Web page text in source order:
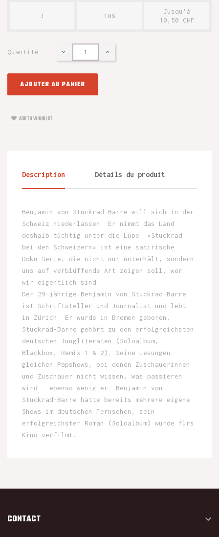
3 10%
Jusqu'à
10,50 CHF
Quantité
AJOUTER AU PANIER
ADD TO WISHLIST
Description Détails du produit
Benjamin von Stuckrad-Barre will sich in der
Schweiz niederlassen. Er nimmt das Land
deshalb tüchtig unter die Lupe. «Stuckrad
bei den Schweizern» ist eine satirische
Doku-Serie, die nicht nur unterhält, sondern
uns auf verblüffende Art zeigen soll, wer
wir eigentlich sind.
Der 29-jährige Benjamin von Stuckrad-Barre
ist Schriftsteller und Journalist und lebt
in Zürich. Er wurde in Bremen geboren.
Stuckrad-Barre gehört zu den erfolgreichsten
deutschen Jungliteraten (Soloalbum,
Blackbox, Remix 1 & 2). Seine Lesungen
gleichen Popshows, bei denen Zuschauerinnen
und Zuschauer nicht wissen, was passieren
wird - ebenso wenig er. Benjamin von
Stuckrad-Barre hatte bereits mehrere eigene
Shows im deutschen Fernsehen, sein
erfolgreichster Roman (Soloalbum) wurde fürs
Kino verfilmt.
CONTACT 